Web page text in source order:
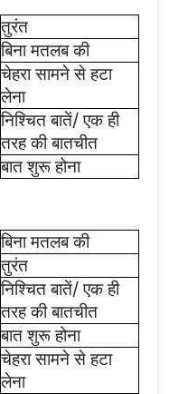
तुरंत
बिना मतलब की
चेहरा सामने से हटा
लेना
निश्चित बातें/एक ही
तरह की बातचीत
बात शुरू होना
बिना मतलब की
तुरंत
निश्चित बातें/एक ही
तरह की बातचीत
बात शुरू होना
चेहरा सामने से हटा
लेना